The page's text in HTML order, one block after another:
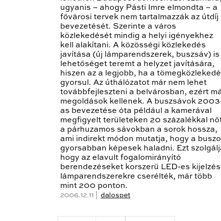
ugyanis – ahogy Pásti Imre elmondta – a
fővárosi tervek nem tartalmazzák az útdíj
bevezetését. Szerinte a város
közlekedését mindig a helyi igényekhez
kell alakítani. A közösségi közlekedés
javítása (új lámparendszerek, buszsáv) is
lehetőséget teremt a helyzet javítására,
hiszen az a legjobb, ha a
gyorsul. Az úthálózatot már nem lehet
továbbfejleszteni a belvárosban, ezért
megoldások kellenek. A buszsávok
as bevezetése óta például a kamerával
megfigyelt területeken 20 százalékkal
a párhuzamos sávokban a sorok hossza,
ami indirekt módon mutatja, hogy a
gyorsabban képesek haladni. Ezt
hogy az elavult fogalomirányító
berendezéseket korszerű LED-es
lámparendszerekre cserélték, már több
mint 200 ponton.
2006.12.11 | dalospet